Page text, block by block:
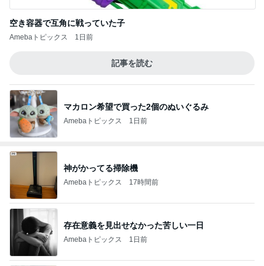
空き容器で互角に戦っていた子
Amebaトピックス 1日前
記事を読む
マカロン希望で買った2個のぬいぐるみ
Amebaトピックス 1日前
神がかってる掃除機
Amebaトピックス 17時間前
存在意義を見出せなかった苦しい一日
Amebaトピックス 1日前